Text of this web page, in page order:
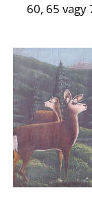
60, 65